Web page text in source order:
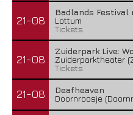
21-08
Badlands Festival
Lottum
Tickets
21-08
Zuiderpark Live:
Zuiderparktheater
Tickets
21-08
Deafheaven
Doornroosje